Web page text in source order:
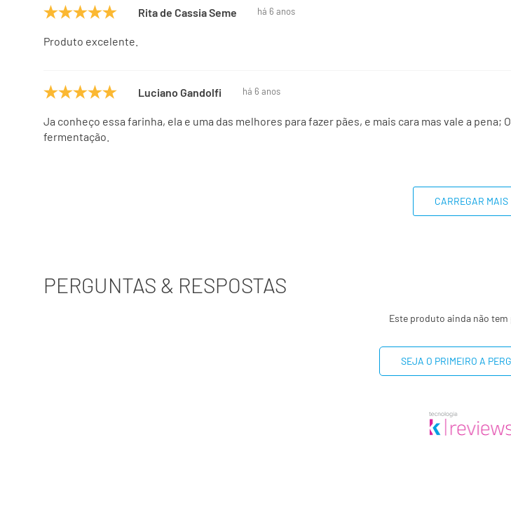
Rita de Cassia Semeraro há 6 anos
Produto excelente.
Luciano Gandolfi há 6 anos
Ja conheço essa farinha, ela e uma das melhores para fazer pães, e mais cara mas vale a pena;
fermentação.
CARREGAR MAIS
PERGUNTAS & RESPOSTAS
Este produto ainda não tem
SEJA O PRIMEIRO A